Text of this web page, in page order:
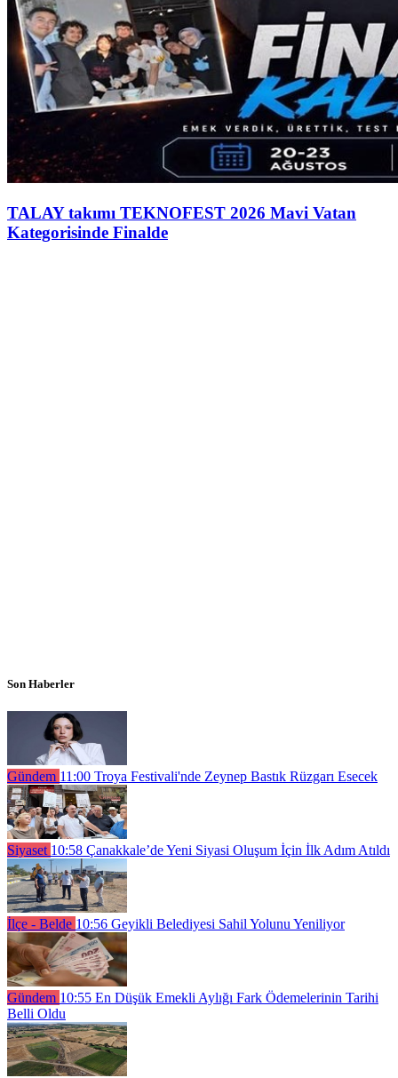
TALAY takımı TEKNOFEST 2026 Mavi Vatan
Kategorisinde Finalde
Son Haberler
Gündem 11:00 Troya Festivali'nde Zeynep Bastık Rüzgarı Esecek
Siyaset 10:58 Çanakkale’de Yeni Siyasi Oluşum İçin İlk Adım Atıldı
İlçe - Belde 10:56 Geyikli Belediyesi Sahil Yolunu Yeniliyor
Gündem 10:55 En Düşük Emekli Aylığı Fark Ödemelerinin Tarihi
Belli Oldu